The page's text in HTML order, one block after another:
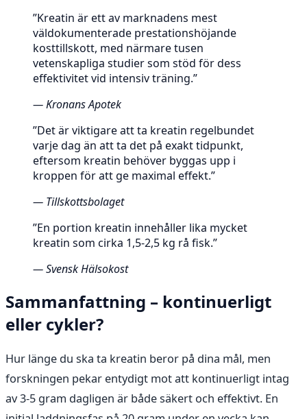
”Kreatin är ett av marknadens mest
väldokumenterade prestationshöjande
kosttillskott, med närmare tusen
vetenskapliga studier som stöd för dess
effektivitet vid intensiv träning.”
— Kronans Apotek
”Det är viktigare att ta kreatin regelbundet
varje dag än att ta det på exakt tidpunkt,
eftersom kreatin behöver byggas upp i
kroppen för att ge maximal effekt.”
— Tillskottsbolaget
”En portion kreatin innehåller lika mycket
kreatin som cirka 1,5-2,5 kg rå fisk.”
— Svensk Hälsokost
Sammanfattning – kontinuerligt
eller cykler?
Hur länge du ska ta kreatin beror på dina mål, men
forskningen pekar entydigt mot att kontinuerligt intag
av 3-5 gram dagligen är både säkert och effektivt. En